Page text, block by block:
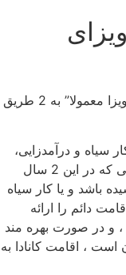
با این ویزا معمولا” به 2 طریق
سیاه و درآمدزایی،
حداقل 2 سال از 5 سال را بگذراند. در صورتی که در این 2 سال
باشد و یا کار سیاه
دائم را ارائه
و در صورت بهره مند
، اقامت کانادا به